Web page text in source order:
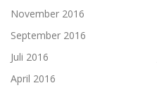
November 2016
September 2016
Juli 2016
April 2016